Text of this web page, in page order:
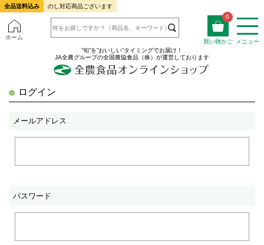
全品送料込み のし対応商品ございます
ホーム
0
買い物かご
メニュー
”旬”を”おいしい”タイミングでお届け！
JA全農グループの全国農協食品（株）が運営しております
ログイン
メールアドレス
パスワード